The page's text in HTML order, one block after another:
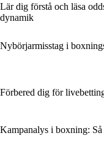
Lär dig förstå och läsa
dynamik
Nybörjarmisstag i
Förbered dig för
Kampanalys i boxning: